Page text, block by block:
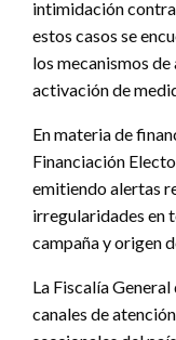
intimidación
estos casos se
los mecanismos
activación de
En materia de
Financiación
emitiendo alertas
irregularidades en
campaña y origen
La Fiscalía
canales de